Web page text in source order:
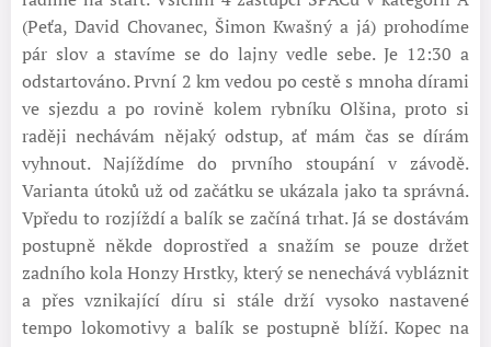
(Peťa, David Chovanec, Šimon Kwašný a já) prohodíme
pár slov a stavíme se do lajny vedle sebe. Je 12:30 a
odstartováno. První 2 km vedou po cestě s mnoha dírami
ve sjezdu a po rovině kolem rybníku Olšina, proto si
raději nechávám nějaký odstup, ať mám čas se dírám
vyhnout. Najíždíme do prvního stoupání v závodě.
Varianta útoků už od začátku se ukázala jako ta správná.
Vpředu to rozjíždí a balík se začíná trhat. Já se dostávám
postupně někde doprostřed a snažím se pouze držet
zadního kola Honzy Hrstky, který se nenechává vybláznit
a přes vznikající díru si stále drží vysoko nastavené
tempo lokomotivy a balík se postupně blíží. Kopec na